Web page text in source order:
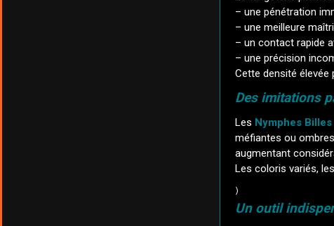
– une pénétration
– une meilleure
– un contact rapide
– une précision
Cette densité élevée
Des imitations
Les Nymphes
méfiantes ou
augmentant
Les coloris variés,
)
Un outil